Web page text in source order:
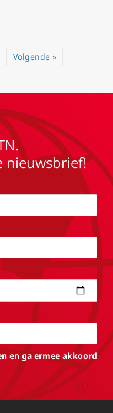
Volgende »
nieuwsbrief!
en ga ermee akkoord